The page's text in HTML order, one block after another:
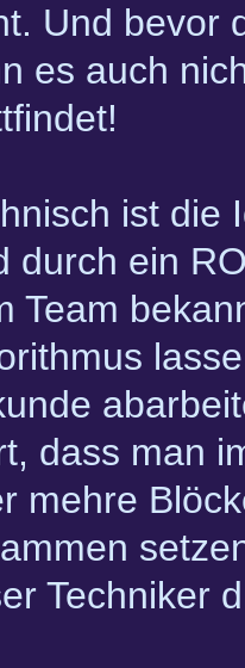
Und bevor
es auch
ist die
durch ein
Team
dass man
mehre
Techniker